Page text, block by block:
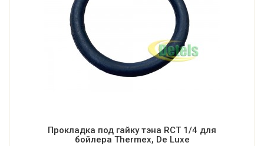
Прокладка под гайку тэна RCT 1/4 для
бойлера Thermex, De Luxe